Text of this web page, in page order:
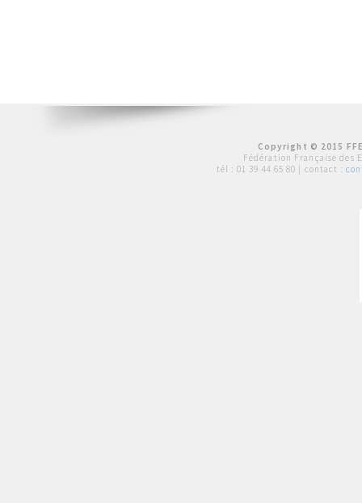
Copyright © 2015
Fédération Française des
tél : 01 39 44 65 80 | contact :